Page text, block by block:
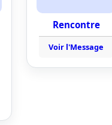
Rencontre
Voir l'Message